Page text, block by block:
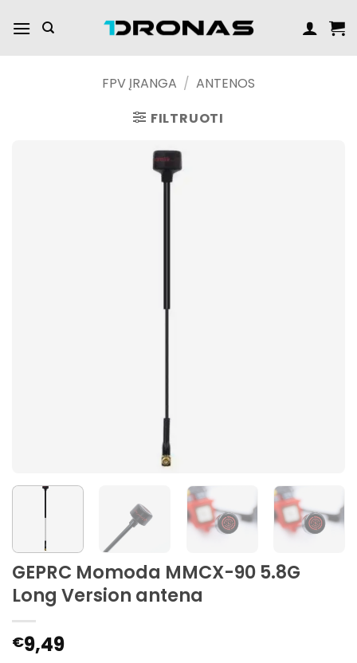
turinį
FPV ĮRANGA / ANTENOS
FILTRUOTI
GEPRC Momoda MMCX-90 5.8G
Long Version antena
€9,49